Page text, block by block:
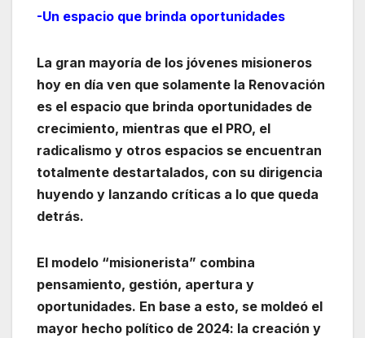
-Un espacio que brinda oportunidades
La gran mayoría de los jóvenes misioneros
hoy en día ven que solamente la Renovación
es el espacio que brinda oportunidades de
crecimiento, mientras que el PRO, el
radicalismo y otros espacios se encuentran
totalmente destartalados, con su dirigencia
huyendo y lanzando críticas a lo que queda
detrás.
El modelo “misionerista” combina
pensamiento, gestión, apertura y
oportunidades. En base a esto, se moldeó el
mayor hecho político de 2024: la creación y